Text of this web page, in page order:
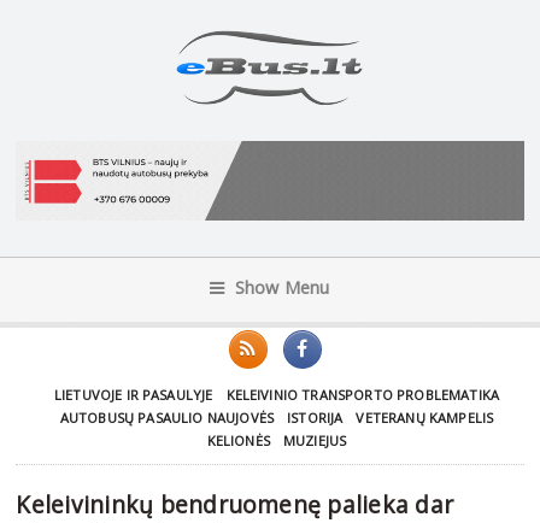
Show Menu
LIETUVOJE IR PASAULYJE
KELEIVINIO TRANSPORTO PROBLEMATIKA
AUTOBUSŲ PASAULIO NAUJOVĖS
ISTORIJA
VETERANŲ KAMPELIS
KELIONĖS
MUZIEJUS
Keleivininkų bendruomenę palieka dar